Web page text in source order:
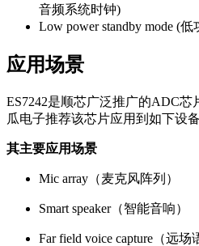
音频系统时钟)
Low power standby mode (
应用场景
ES7242是顺芯广泛推广的ADC
瓜电子推荐该芯片应用到如下设备
其主要应用场景
Mic array（麦克风阵列）
Smart speaker（智能音响）
Far field voice capture（远场